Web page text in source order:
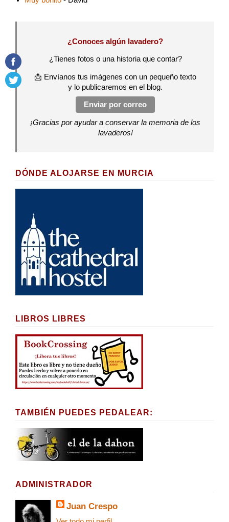
¿Conoces algún lavadero?
¿Tienes fotos o una historia que contar?
📩 Envíanos tus imágenes con un pequeño texto
y lo publicaremos en el blog.
Enviar por correo
¡Gracias por ayudar a conservar la memoria de los
lavaderos!
DÓNDE ALOJARSE EN MURCIA
LIBROS LIBRES
TAMBIÉN PUEDES PEDALEAR:
ADMINISTRADOR
Juan Crespo